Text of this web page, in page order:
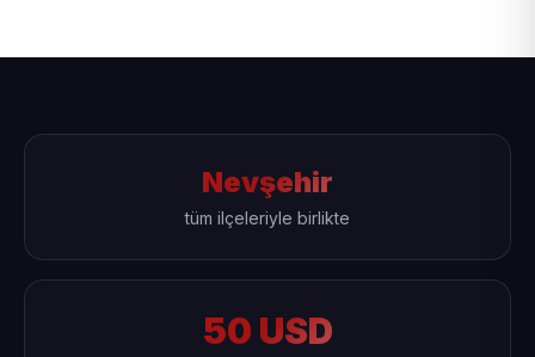
Nevşehir
tüm ilçeleriyle birlikte
50 USD